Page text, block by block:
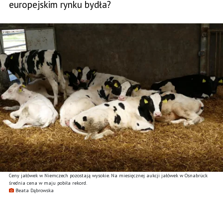
Ceny jałówek w Niemczech pozostają wysokie. Na miesięcznej aukcji jałówek w Osnabrück
średnia cena w maju pobiła rekord.
Beata Dąbrowska
europejskim rynku bydła?